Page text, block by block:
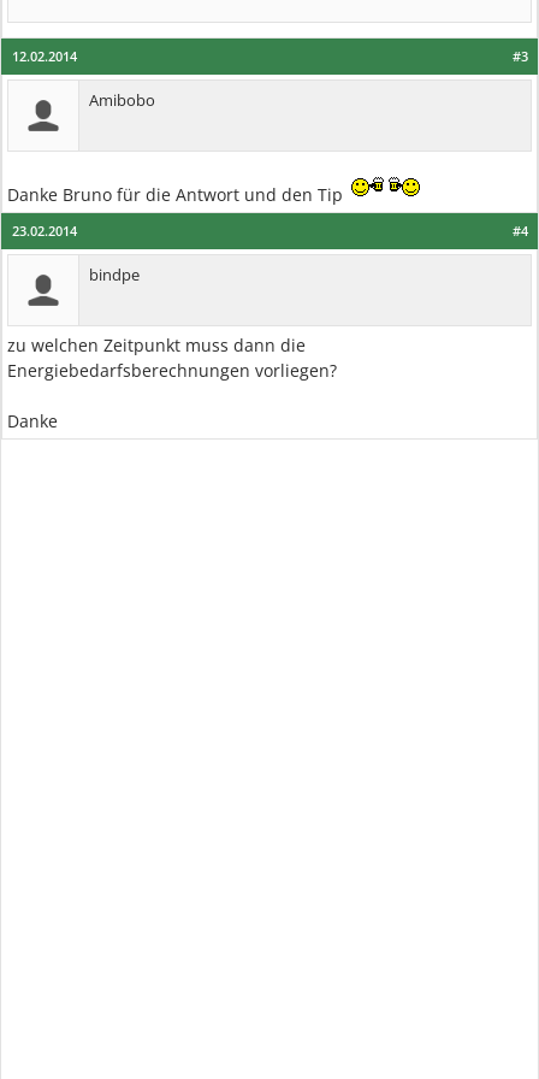
#3
12.02.2014
Amibobo
Danke Bruno für die Antwort und den Tip
#4
23.02.2014
bindpe
zu welchen Zeitpunkt muss dann die
Energiebedarfsberechnungen vorliegen?
Danke